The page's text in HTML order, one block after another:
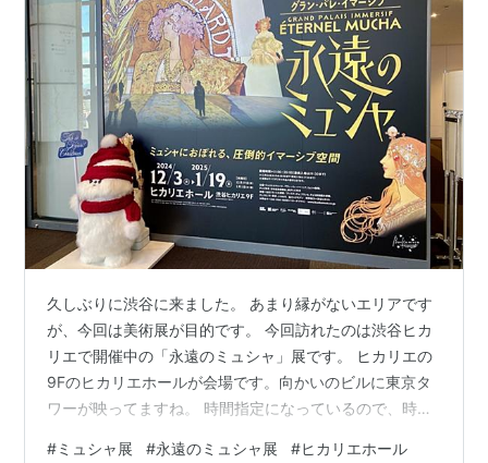
久しぶりに渋谷に来ました。 あまり縁がないエリアです
が、今回は美術展が目的です。 今回訪れたのは渋谷ヒカ
リエで開催中の「永遠のミュシャ」展です。 ヒカリエの
9Fのヒカリエホールが会場です。向かいのビルに東京タ
ワーが映ってますね。 時間指定になっているので、時間
#ミュシャ展 #永遠のミュシャ展 #ヒカリエホール